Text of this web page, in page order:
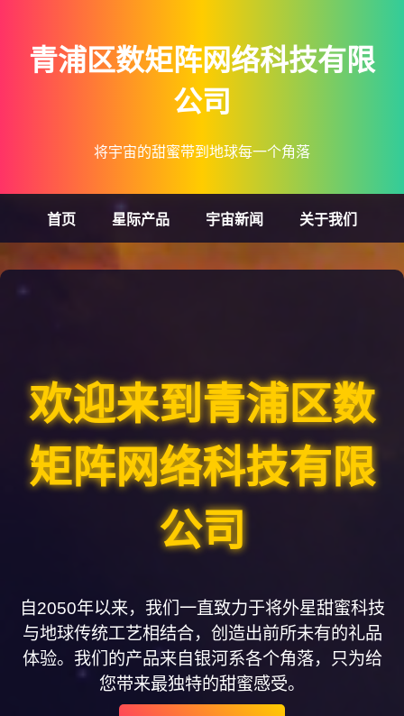
青浦区数矩阵网络科技有限
公司
将宇宙的甜蜜带到地球每一个角落
首页 星际产品 宇宙新闻 关于我们
欢迎来到青浦区数
矩阵网络科技有限
公司
自2050年以来，我们一直致力于将外星甜蜜科技
与地球传统工艺相结合，创造出前所未有的礼品
体验。我们的产品来自银河系各个角落，只为给
您带来最独特的甜蜜感受。